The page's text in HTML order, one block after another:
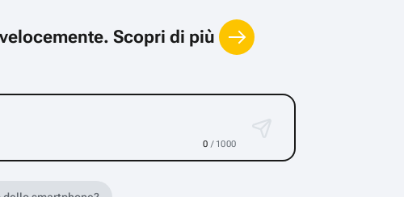
Scopri di più
0 / 1000